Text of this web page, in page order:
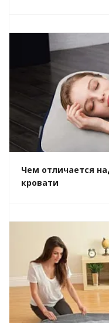
Чем отличается
кровати